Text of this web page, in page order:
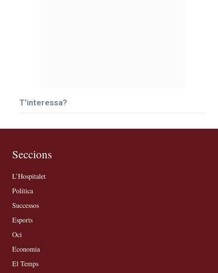
T’interessa?
Seccions
L’Hospitalet
Política
Successos
Esports
Oci
Economia
El Temps